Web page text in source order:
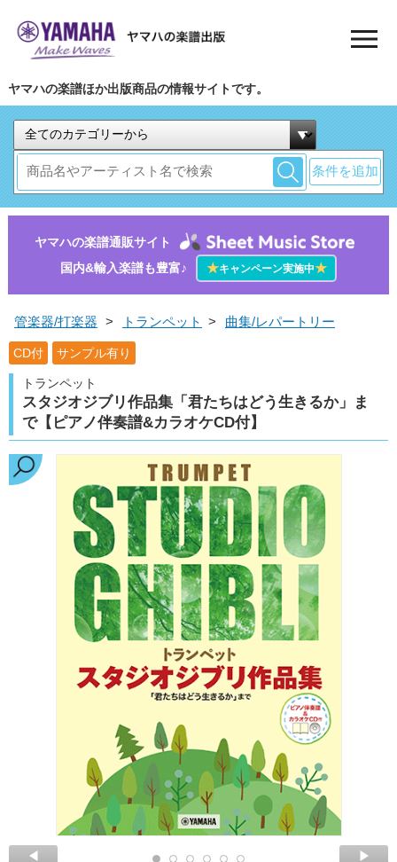
ヤマハの楽譜ほか出版商品の情報サイトです。
条件を追加
ヤマハの楽譜通販サイト
国内&輸入楽譜も豊富♪
★キャンペーン実施中★
管楽器/打楽器 > トランペット > 曲集/レパートリー
CD付 サンプル有り
トランペット
スタジオジブリ作品集「君たちはどう生きるか」ま
で【ピアノ伴奏譜&カラオケCD付】